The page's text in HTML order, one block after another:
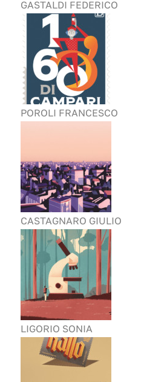
GASTALDI FEDERICO
POROLI FRANCESCO
CASTAGNARO GIULIO
LIGORIO SONIA